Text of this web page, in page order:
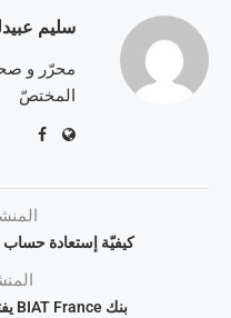
سليم
محرّر و
المختصّ
كيفيّة إستعادة حساب
بنك BIAT France يفتح أوّل فرع له في باريس :